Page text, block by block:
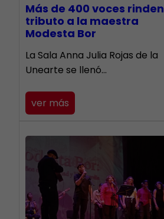
Más de 400 voces rinden
tributo a la maestra
Modesta Bor
​La Sala Anna Julia Rojas de la
Unearte se llenó…
ver más